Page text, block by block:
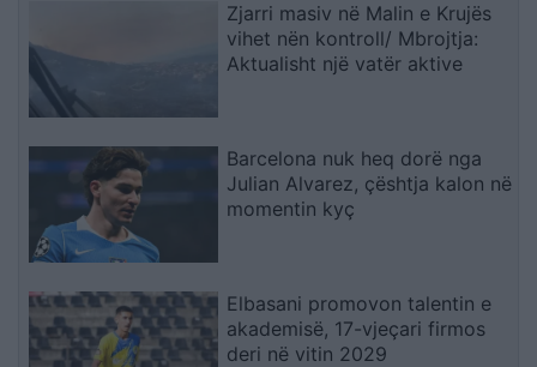
Zjarri masiv në Malin e Krujës
vihet nën kontroll/ Mbrojtja:
Aktualisht një vatër aktive
Barcelona nuk heq dorë nga
Julian Alvarez, çështja kalon në
momentin kyç
Elbasani promovon talentin e
akademisë, 17-vjeçari firmos
deri në vitin 2029